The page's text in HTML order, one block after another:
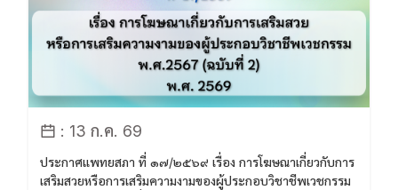
: 13 ก.ค. 69
ประกาศแพทยสภา ที่ ๑๗/๒๕๖๙ เรื่อง การโฆษณาเกี่ยวกับการ
เสริมสวยหรือการเสริมความงามของผู้ประกอบวิชาชีพเวชกรรม